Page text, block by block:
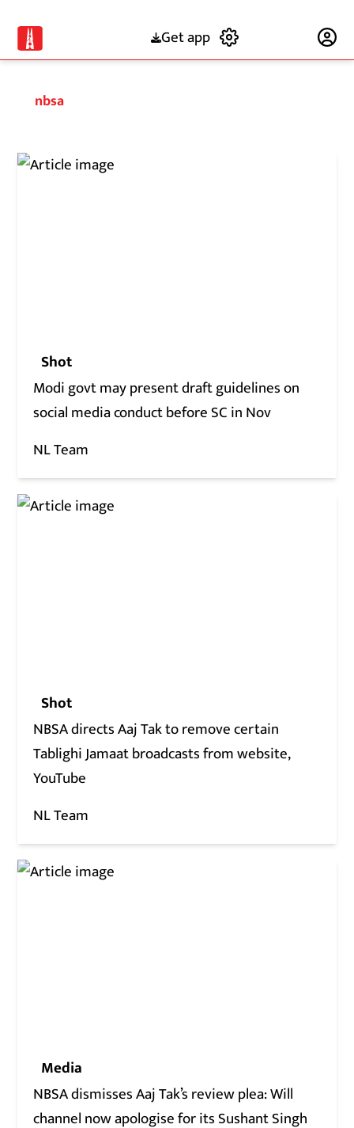
Get app
nbsa
Shot
Modi govt may present draft guidelines on
social media conduct before SC in Nov
NL Team
Shot
NBSA directs Aaj Tak to remove certain
Tablighi Jamaat broadcasts from website,
YouTube
NL Team
Media
NBSA dismisses Aaj Tak’s review plea: Will
channel now apologise for its Sushant Singh